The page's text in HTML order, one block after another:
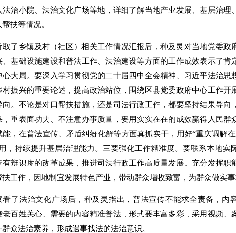
法治小院、法治文化广场等地，详细了解当地产业发展、基层治理
扶等情况。
取了乡镇及村（社区）相关工作情况汇报后，种及灵对当地党委政
、基础设施建设和普法工作、法治建设等方面的工作成效表示了肯
心大局。要深入学习贯彻党的二十届四中全会精神、习近平法治思
村振兴的重要论述，提高政治站位，围绕区县党委政府中心工作开
向。不论是对口帮扶措施，还是司法行政工作，都要坚持结果导向
，重表面功夫、不注意办事质量，要用实实在在的成效赢得人民群
能，在普法宣传、矛盾纠纷化解等方面真抓实干，用好“重庆调解
，持续提升基层治理能力。三要强化工作精准度。要联系本地实
有辨识度的改革成果，推进司法行政工作高质量发展。充分发挥职
扶工作，因地制宜发展特色产业，带动群众增收致富，为群众做实事
看了法治文化广场后，种及灵指出，普法宣传不能求全责备，内
老百姓关心、需要的内容精准普法，形式要丰富多彩，采用视频、
众法治素养，形成遇事找法的法治意识。